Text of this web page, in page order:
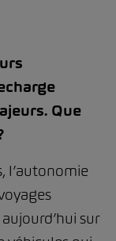
Que
l’autonomie
sur